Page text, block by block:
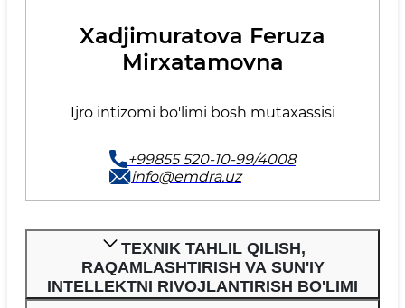
Xadjimuratova Feruza
Mirxatamovna
Ijro intizomi bo'limi bosh mutaxassisi
+99855 520-10-99/4008
info@emdra.uz
TEXNIK TAHLIL QILISH,
RAQAMLASHTIRISH VA SUN'IY
INTELLEKTNI RIVOJLANTIRISH BO'LIMI